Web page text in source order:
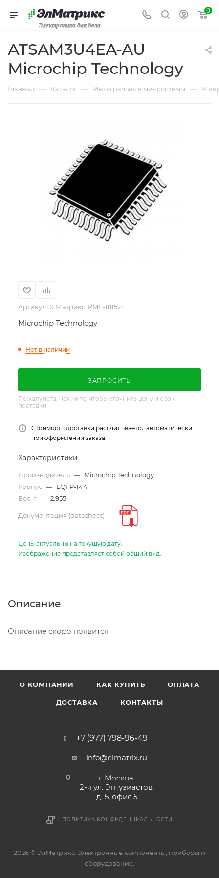
Электроника для дела
0
ATSAM3U4EA-AU
Microchip Technology
Главная — Каталог — Интегральные микросхемы —
Артикул ЭлМатрикс: PME-181521
Microchip Technology
Нет в наличии
ЗАПРОСИТЬ
Пожалуйста, нажмите, чтобы уточнить цену и срок
поставки
Стоимость доставки рассчитывается автоматически
при оформлении заказа.
Характеристики
Производитель — Microchip Technology
Корпус — LQFP-144
Вес, г — 2.955
Документация (datasheet) —
Цены актуальны на текущую дату.
Изображение представляет собой общий вид.
Описание
Описание скоро появится
О КОМПАНИИ КАК КУПИТЬ ОПЛАТА
ДОСТАВКА КОНТАКТЫ
+7 (977) 798-96-49
info@elmatrix.ru
г. Москва,
2-я ул. Энтузиастов,
д. 5, офис 5
ПОЛИТИКА КОНФИДЕНЦИАЛЬНОСТИ
2026 © ЭлМатрикс. Электронные компоненты, приборы и
оборудование.